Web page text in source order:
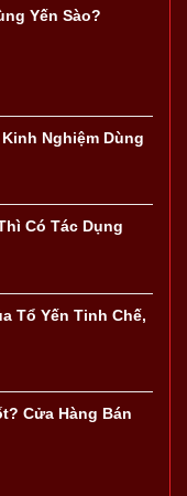
Yến Sào?
Nghiệm Dùng
Có Tác Dụng
Tổ Yến Tinh Chế,
Cửa Hàng Bán